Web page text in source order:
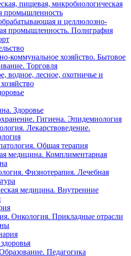
пищевая, микробиологическая
промышленность
и целлюлозно-
промышленность. Полиграфия
коммунальное хозяйство. Бытовое
Торговля
водное, лесное, охотничье и
Здоровье
Гигиена. Эпидемиология
Лекарствоведение.
Общая терапия
медицина. Комплиментарная
Физиотерапия. Лечебная
медицина. Внутренние
Онкология. Прикладные отрасли
Педагогика